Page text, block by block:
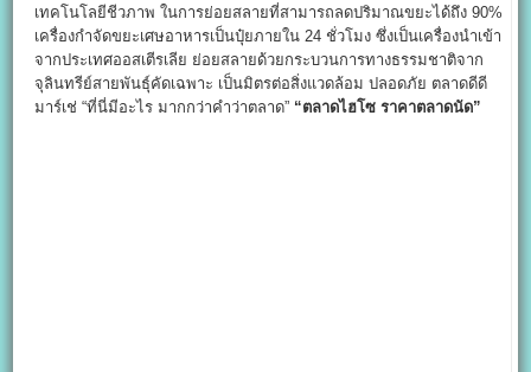
เทคโนโลยีชีวภาพ ในการย่อยสลายที่สามารถลดปริมาณขยะได้ถึง 90%
เครื่องกำจัดขยะเศษอาหารเป็นปุ๋ยภายใน 24 ชั่วโมง ซึ่งเป็นเครื่องนำเข้า
จากประเทศออสเตีรเลีย ย่อยสลายด้วยกระบวนการทางธรรมชาติจาก
จุลินทรีย์สายพันธุ์คัดเฉพาะ เป็นมิตรต่อสิ่งแวดล้อม ปลอดภัย ตลาดดีดี
มาร์เช่ “ที่นี่มีอะไร มากกว่าคำว่าตลาด” “ตลาดไฮโซ ราคาตลาดนัด”